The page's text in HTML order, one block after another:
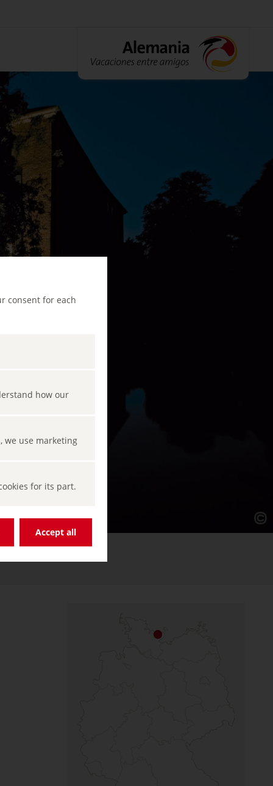
consent for each
how our
we use marketing
for its part.
Accept all